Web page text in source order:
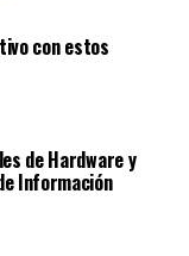
con estos
de Hardware y
Información